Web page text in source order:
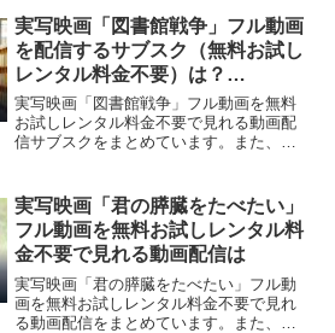
ています。そして、映画「ライアー×ライ
アー」の作品情報・あらすじについても
お伝えしていますので、動画配信サービ
ス選びや映画本編を見る前の予備知識と
して役立ててください。
実写映画「図書館戦争」フル動画
を配信するサブスク（無料お試し
レンタル料金不要）は？
Dailymotionで見れる？
実写映画「図書館戦争」フル動画を無料
お試しレンタル料金不要で見れる動画配
信サブスクをまとめています。また、実
ています。そして、実写映画「図書館戦
争」の作品情報・あらすじについてもお
伝えしていますので、動画配信サービス
選びや映画本編を見る前の予備知識とし
て役立ててください。
実写映画「君の膵臓をたべたい」
フル動画を無料お試しレンタル料
金不要で見れる動画配信は
実写映画「君の膵臓をたべたい」フル動
画を無料お試しレンタル料金不要で見れ
る動画配信をまとめています。また、実